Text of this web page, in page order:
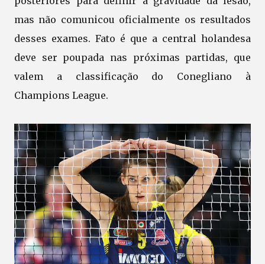
mas não comunicou oficialmente os resultados
desses exames. Fato é que a central holandesa
deve ser poupada nas próximas partidas, que
valem a classificação do Conegliano à
Champions League.